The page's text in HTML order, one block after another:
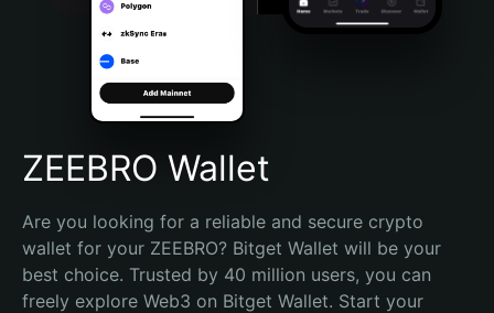
Português (Brasil)
Español (Argentina)
ZEEBRO Wallet
Are you looking for a reliable and secure crypto
wallet for your ZEEBRO? Bitget Wallet will be your
best choice. Trusted by 40 million users, you can
freely explore Web3 on Bitget Wallet. Start your